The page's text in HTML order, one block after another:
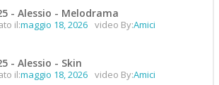
- Alessio - Melodrama
il:maggio 18, 2026 video By:Amici
- Alessio - Skin
il:maggio 18, 2026 video By:Amici